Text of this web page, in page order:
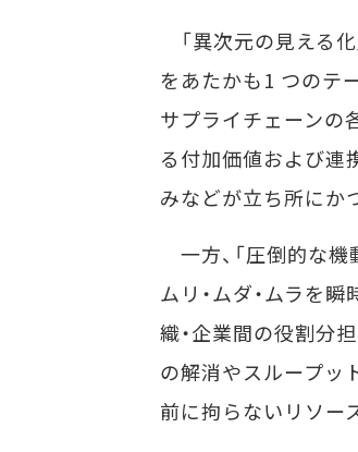
「異次元の見える化
をあたかも1 つのテ
サプライチェーンの
る付加価値および連
みなどが立ち所にか
一方、「圧倒的な
ムリ・ムダ・ムラを
織・企業間の役割分
の解消やスループッ
前に拘らないリソー